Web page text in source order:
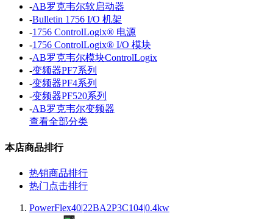
-AB罗克韦尔软启动器
-Bulletin 1756 I/O 机架
-1756 ControlLogix® 电源
-1756 ControlLogix® I/O 模块
-AB罗克韦尔模块ControlLogix
-变频器PF7系列
-变频器PF4系列
-变频器PF520系列
-AB罗克韦尔变频器
查看全部分类
本店商品排行
热销商品排行
热门点击排行
PowerFlex40|22BA2P3C104|0.4kw